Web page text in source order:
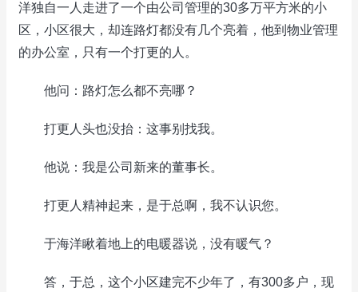
洋独自一人走进了一个由公司管理的30多万平方米的小
区，小区很大，却连路灯都没有几个亮着，他到物业管理
的办公室，只有一个打更的人。
他问：路灯怎么都不亮哪？
打更人头也没抬：这事别找我。
他说：我是公司新来的董事长。
打更人精神起来，是于总啊，我不认识您。
于海洋瞅着地上的电暖器说，没有暖气？
答，于总，这个小区建完不少年了，有300多户，现